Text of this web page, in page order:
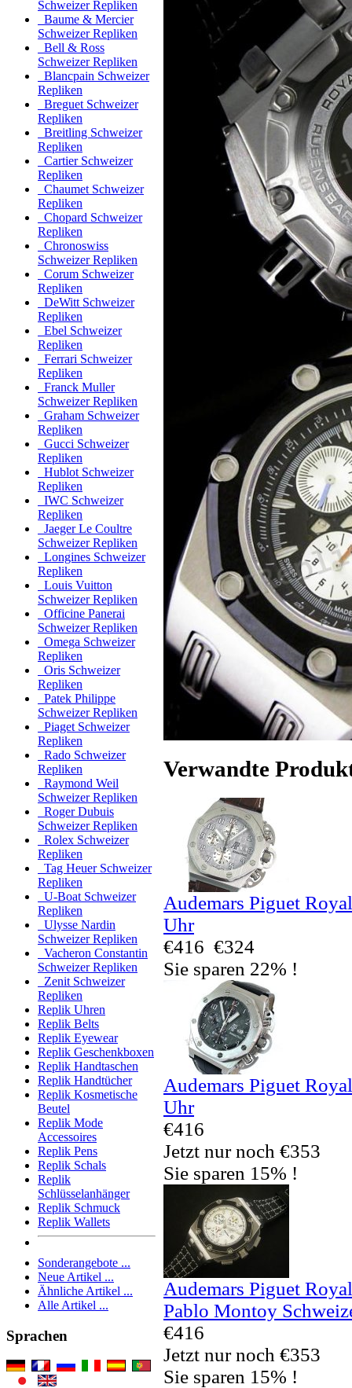
Schweizer Repliken
Baume & Mercier
Schweizer Repliken
Bell & Ross
Schweizer Repliken
Blancpain Schweizer
Repliken
Breguet Schweizer
Repliken
Breitling Schweizer
Repliken
Cartier Schweizer
Repliken
Chaumet Schweizer
Repliken
Chopard Schweizer
Repliken
Chronoswiss
Schweizer Repliken
Corum Schweizer
Repliken
DeWitt Schweizer
Repliken
Ebel Schweizer
Repliken
Ferrari Schweizer
Repliken
Franck Muller
Schweizer Repliken
Graham Schweizer
Repliken
Gucci Schweizer
Repliken
Hublot Schweizer
Repliken
IWC Schweizer
Repliken
Jaeger Le Coultre
Schweizer Repliken
Longines Schweizer
Repliken
Louis Vuitton
Schweizer Repliken
Officine Panerai
Schweizer Repliken
Omega Schweizer
Repliken
Oris Schweizer
Repliken
Patek Philippe
Schweizer Repliken
Piaget Schweizer
Repliken
Rado Schweizer
Repliken
Raymond Weil
Schweizer Repliken
Roger Dubuis
Schweizer Repliken
Rolex Schweizer
Repliken
Tag Heuer Schweizer
Repliken
U-Boat Schweizer
Repliken
Ulysse Nardin
Schweizer Repliken
Vacheron Constantin
Schweizer Repliken
Zenit Schweizer
Repliken
Replik Uhren
Replik Belts
Replik Eyewear
Replik Geschenkboxen
Replik Handtaschen
Replik Handtücher
Replik Kosmetische
Beutel
Replik Mode
Accessoires
Replik Pens
Replik Schals
Replik
Schlüsselanhänger
Replik Schmuck
Replik Wallets
Sonderangebote ...
Neue Artikel ...
Ähnliche Artikel ...
Alle Artikel ...
Sprachen
Verwandte
Audemars Piguet
Uhr
€416 €324
Sie sparen 22% !
Audemars Piguet
Uhr
€416
Jetzt nur noch €353
Sie sparen 15% !
Audemars Piguet
Pablo Montoy
€416
Jetzt nur noch €353
Sie sparen 15% !